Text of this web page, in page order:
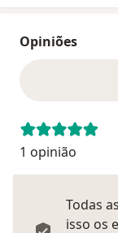
Opiniões
1 opinião
Todas
isso os